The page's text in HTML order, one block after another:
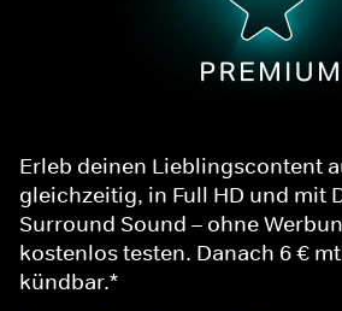
Erleb deinen Lieblingscontent
gleichzeitig, in Full HD und mit
Surround Sound – ohne
kostenlos testen. Danach 6 €
kündbar.*